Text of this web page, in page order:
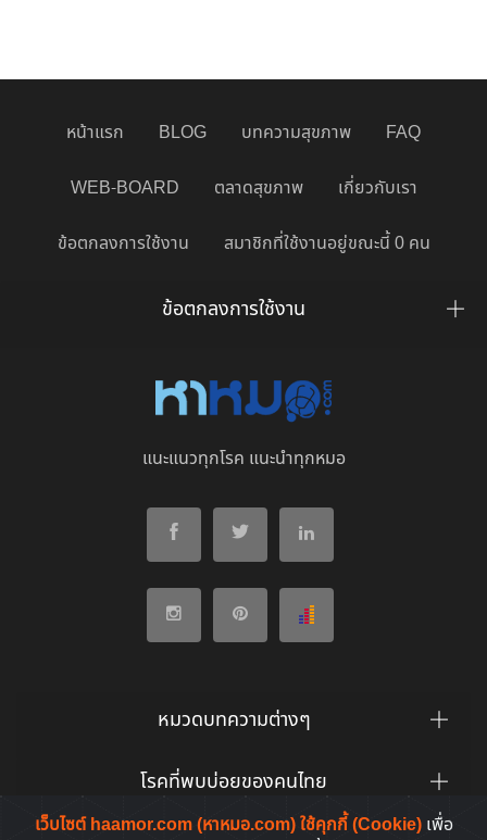
เว็บไซต์ haamor.com (หาหมอ.com) ใช้คุกกี้ (Cookie) เพื่อ
หน้าแรก BLOG บทความสุขภาพ FAQ
WEB-BOARD ตลาดสุขภาพ เกี่ยวกับเรา
ข้อตกลงการใช้งาน สมาชิกที่ใช้งานอยู่ขณะนี้ 0 คน
ข้อตกลงการใช้งาน
แนะแนวทุกโรค แนะนำทุกหมอ
หมวดบทความต่างๆ
โรคที่พบบ่อยของคนไทย